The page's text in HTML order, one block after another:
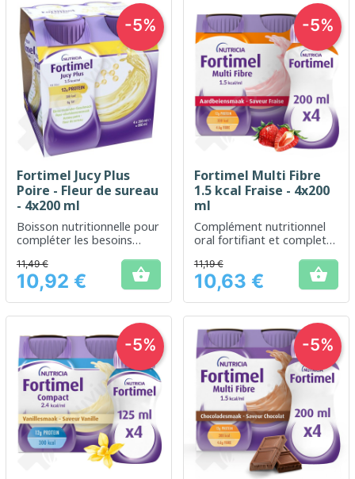
Fortimel Jucy Plus
Poire - Fleur de sureau
- 4x200 ml
Boisson nutritionnelle pour
compléter les besoins
avec une saveur agréable
Prix
11,49 €
10,92 € 
-5%
Fortimel Multi Fibre
1.5 kcal Fraise - 4x200
ml
Complément nutritionnel
oral fortifiant et complet
concentré
Prix
11,19 €
10,63 € 
-5%
-5% -5%